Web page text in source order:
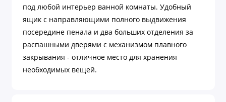
под любой интерьер ванной комнаты. Удобный
ящик с направляющими полного выдвижения
посередине пенала и два больших отделения за
распашными дверями с механизмом плавного
закрывания - отличное место для хранения
необходимых вещей.